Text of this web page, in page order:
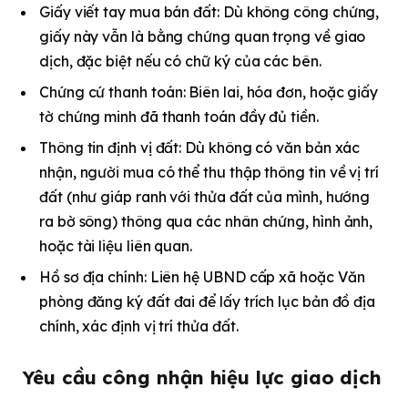
Giấy viết tay mua bán đất: Dù không công chứng,
giấy này vẫn là bằng chứng quan trọng về giao
dịch, đặc biệt nếu có chữ ký của các bên.
Chứng cứ thanh toán: Biên lai, hóa đơn, hoặc giấy
tờ chứng minh đã thanh toán đầy đủ tiền.
Thông tin định vị đất: Dù không có văn bản xác
nhận, người mua có thể thu thập thông tin về vị trí
đất (như giáp ranh với thửa đất của mình, hướng
ra bờ sông) thông qua các nhân chứng, hình ảnh,
hoặc tài liệu liên quan.
Hồ sơ địa chính: Liên hệ UBND cấp xã hoặc Văn
phòng đăng ký đất đai để lấy trích lục bản đồ địa
chính, xác định vị trí thửa đất.
Yêu cầu công nhận hiệu lực giao dịch